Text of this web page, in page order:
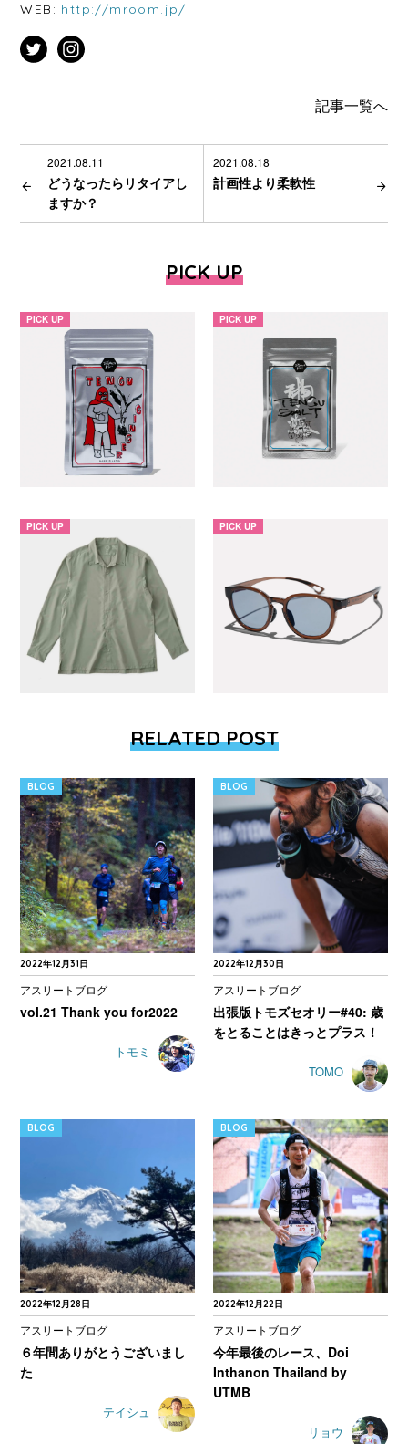
WEB: http://mroom.jp/
記事一覧へ
2021.08.11
どうなったらリタイアし
ますか？
2021.08.18
計画性より柔軟性
PICK UP
PICK UP PICK UP
PICK UP PICK UP
RELATED POST
2022年12月31日
BLOG
アスリートブログ
vol.21 Thank you for2022
トモミ
2022年12月30日
BLOG
アスリートブログ
出張版トモズセオリー#40: 歳
をとることはきっとプラス！
TOMO
2022年12月28日
BLOG
アスリートブログ
６年間ありがとうございまし
た
テイシュ
2022年12月22日
BLOG
アスリートブログ
今年最後のレース、Doi
Inthanon Thailand by
UTMB
リョウ